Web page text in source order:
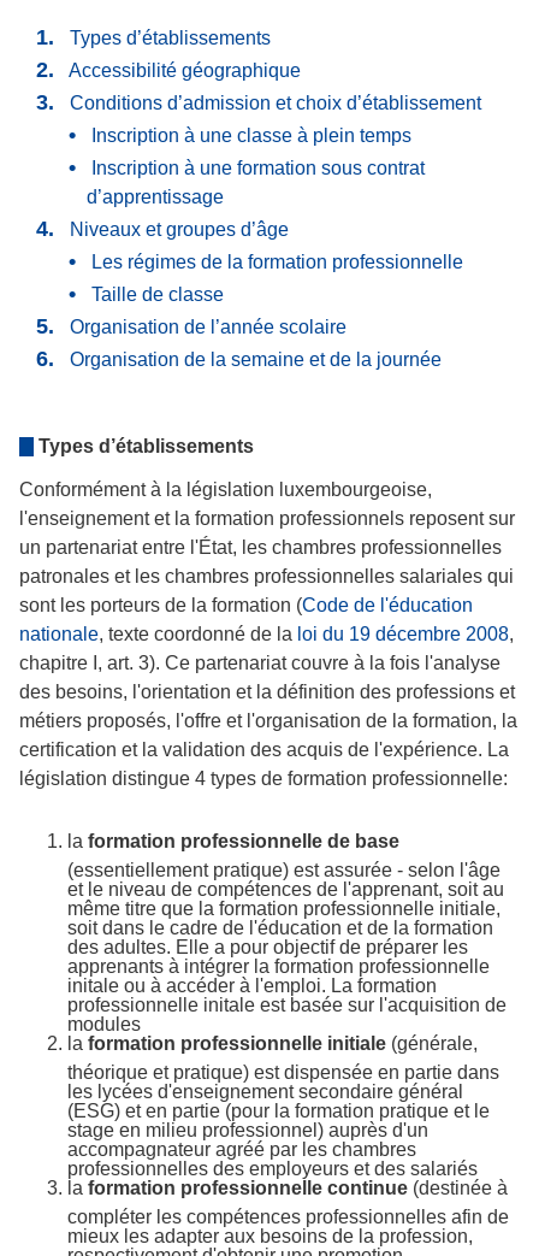
Types d’établissements
Accessibilité géographique
Conditions d’admission et choix d’établissement
Inscription à une classe à plein temps
Inscription à une formation sous contrat
d’apprentissage
Niveaux et groupes d’âge
Les régimes de la formation professionnelle
Taille de classe
Organisation de l’année scolaire
Organisation de la semaine et de la journée
Types d’établissements
Conformément à la législation luxembourgeoise,
l'enseignement et la formation professionnels reposent sur
un partenariat entre l'État, les chambres professionnelles
patronales et les chambres professionnelles salariales qui
sont les porteurs de la formation (Code de l'éducation
nationale, texte coordonné de la loi du 19 décembre 2008,
chapitre I, art. 3). Ce partenariat couvre à la fois l'analyse
des besoins, l'orientation et la définition des professions et
métiers proposés, l'offre et l'organisation de la formation, la
certification et la validation des acquis de l'expérience. La
législation distingue 4 types de formation professionnelle:
la formation professionnelle de base
(essentiellement pratique) est assurée - selon l'âge
et le niveau de compétences de l'apprenant, soit au
même titre que la formation professionnelle initiale,
soit dans le cadre de l'éducation et de la formation
des adultes. Elle a pour objectif de préparer les
apprenants à intégrer la formation professionnelle
initale ou à accéder à l'emploi. La formation
professionnelle initale est basée sur l'acquisition de
modules
la formation professionnelle initiale (générale,
théorique et pratique) est dispensée en partie dans
les lycées d'enseignement secondaire général
(ESG) et en partie (pour la formation pratique et le
stage en milieu professionnel) auprès d'un
accompagnateur agréé par les chambres
professionnelles des employeurs et des salariés
la formation professionnelle continue (destinée à
compléter les compétences professionnelles afin de
mieux les adapter aux besoins de la profession,